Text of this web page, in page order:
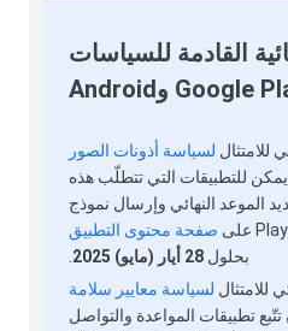
القادمة للسياسات
للامتثال لسياسة أذونات الصور
. يمكن للتطبيقات التي تتطلّب هذه
الموعد النهائي وإرسال نموذج
صفحة محتوى التطبيق
بحلول28 أيار (مايو) 2025
للامتثال لسياسة معايير سلامة
تطبيقات المواعدة والتواصل